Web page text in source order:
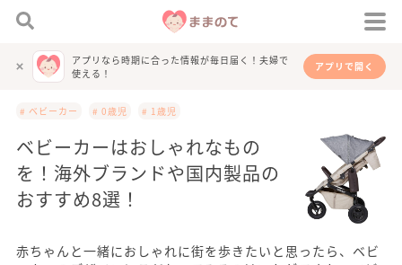
アプリなら時期に合った情報が毎日届く！夫婦で
使える！
アプリで開く
# ベビーカー # 0歳児 # 1歳児
ベビーカーはおしゃれなもの
を！海外ブランドや国内製品の
おすすめ8選！
赤ちゃんと一緒におしゃれに街を歩きたいと思ったら、ベビ